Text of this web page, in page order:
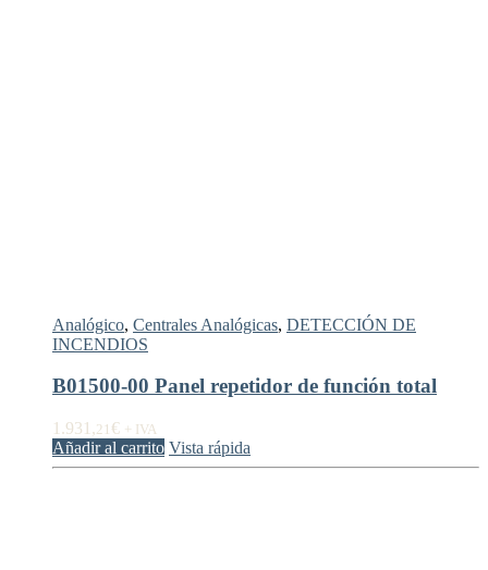
Analógico, Centrales Analógicas, DETECCIÓN DE
INCENDIOS
B01500-00 Panel repetidor de función total
1.931,21 € + IVA
Añadir al carrito Vista rápida